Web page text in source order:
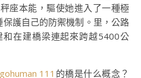
座本能，驅使她進入了一種極
護自己的防禦機制。里，公路
在建橋梁連起來跨越5400公
111 的橋是什么概念？